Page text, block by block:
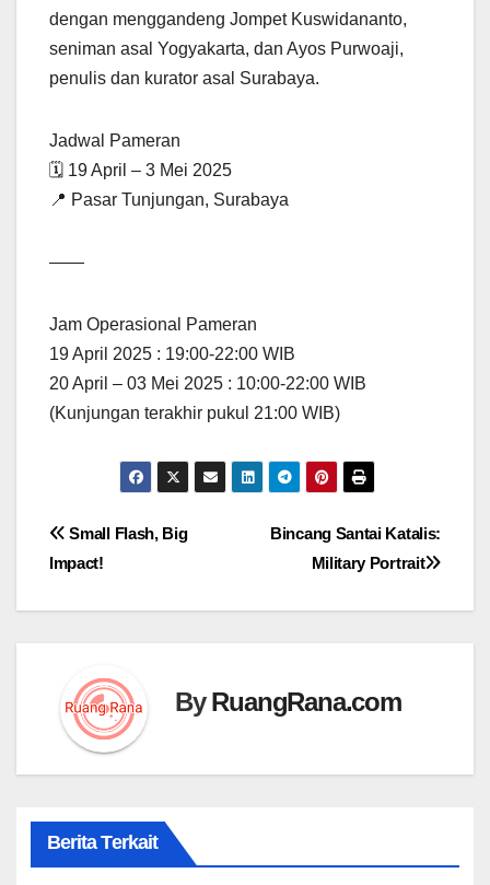
dengan menggandeng Jompet Kuswidananto,
seniman asal Yogyakarta, dan Ayos Purwoaji,
penulis dan kurator asal Surabaya.
Jadwal Pameran
🗓 19 April – 3 Mei 2025
📍 Pasar Tunjungan, Surabaya
——
Jam Operasional Pameran
19 April 2025 : 19:00-22:00 WIB
20 April – 03 Mei 2025 : 10:00-22:00 WIB
(Kunjungan terakhir pukul 21:00 WIB)
Navigasi
pos
Bincang Santai Katalis:
Military Portrait
Small Flash, Big
Impact!
ByRuangRana.com
Berita Terkait